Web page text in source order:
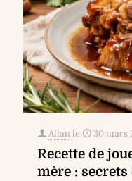
Allan le 30 mars
Recette de
mère :